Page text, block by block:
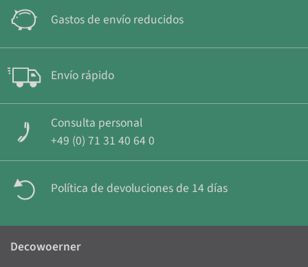
Gastos de envío reducidos
Envío rápido
Consulta personal
+49 (0) 71 31 40 64 0
Política de devoluciones de 14 días
Decowoerner